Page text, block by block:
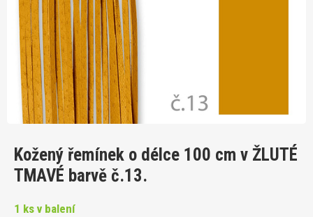
Kožený řemínek o délce 100 cm v ŽLUTÉ
TMAVÉ barvě č.13.
1 ks v balení